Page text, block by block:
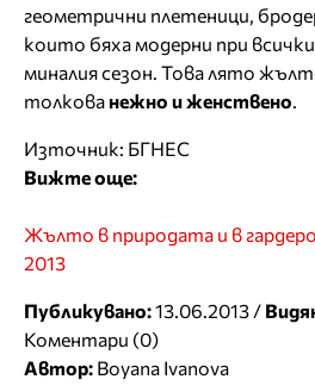
геометрични плетеници,
които бяха модерни при
миналия сезон. Това лято
толкова нежно и женствено.
Източник: БГНЕС
Вижте още:
Жълто в природата и в
2013
Публикувано:13.06.2013 /
Коментари (0)
Автор: Boyana Ivanova